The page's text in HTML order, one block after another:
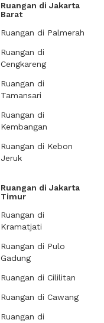
Ruangan di Jakarta
Barat
Ruangan di Palmerah
Ruangan di
Cengkareng
Ruangan di
Tamansari
Ruangan di
Kembangan
Ruangan di Kebon
Jeruk
Ruangan di Jakarta
Timur
Ruangan di
Kramatjati
Ruangan di Pulo
Gadung
Ruangan di Cililitan
Ruangan di Cawang
Ruangan di